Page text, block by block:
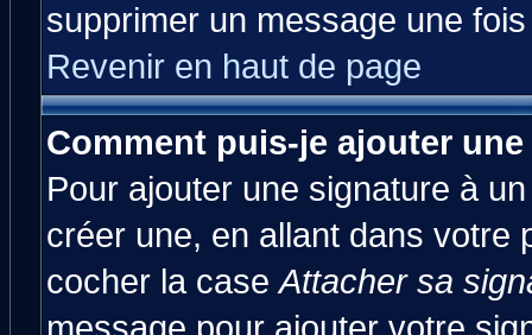
supprimer un message une
Revenir en haut de page
Comment puis-je ajouter
Pour ajouter une signature à
créer une, en allant dans votre
cocher la caseAttacher sa